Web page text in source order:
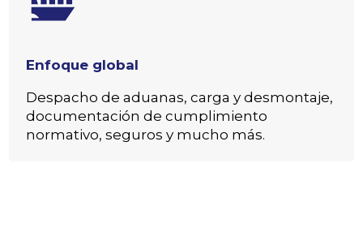
Enfoque global
Despacho de aduanas, carga y desmontaje,
documentación de cumplimiento
normativo, seguros y mucho más.